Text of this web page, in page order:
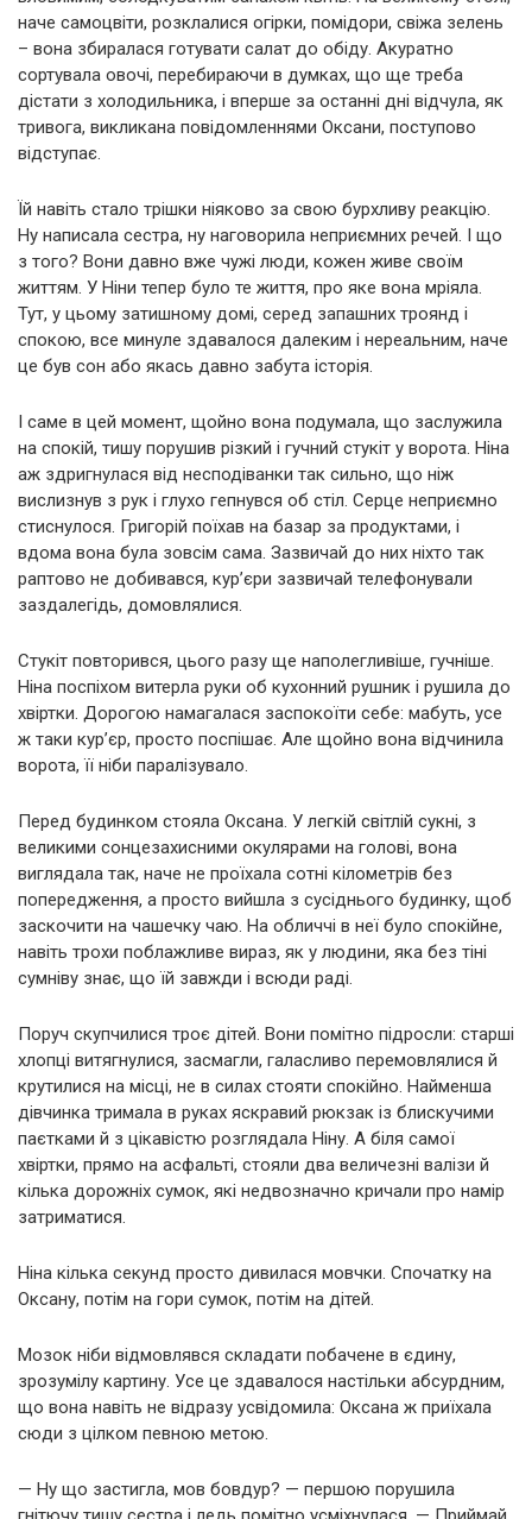
наче самоцвіти, розклалися огірки, помідори, свіжа зелень
– вона збиралася готувати салат до обіду. Акуратно
сортувала овочі, перебираючи в думках, що ще треба
дістати з холодильника, і вперше за останні дні відчула, як
тривога, викликана повідомленнями Оксани, поступово
відступає.
Їй навіть стало трішки ніяково за свою бурхливу реакцію.
Ну написала сестра, ну наговорила неприємних речей. І що
з того? Вони давно вже чужі люди, кожен живе своїм
життям. У Ніни тепер було те життя, про яке вона мріяла.
Тут, у цьому затишному домі, серед запашних троянд і
спокою, все минуле здавалося далеким і нереальним, наче
це був сон або якась давно забута історія.
І саме в цей момент, щойно вона подумала, що заслужила
на спокій, тишу порушив різкий і гучний стукіт у ворота. Ніна
аж здригнулася від несподіванки так сильно, що ніж
вислизнув з рук і глухо гепнувся об стіл. Серце неприємно
стиснулося. Григорій поїхав на базар за продуктами, і
вдома вона була зовсім сама. Зазвичай до них ніхто так
раптово не добивався, кур’єри зазвичай телефонували
заздалегідь, домовлялися.
Стукіт повторився, цього разу ще наполегливіше, гучніше.
Ніна поспіхом витерла руки об кухонний рушник і рушила до
хвіртки. Дорогою намагалася заспокоїти себе: мабуть, усе
ж таки кур’єр, просто поспішає. Але щойно вона відчинила
ворота, її ніби паралізувало.
Перед будинком стояла Оксана. У легкій світлій сукні, з
великими сонцезахисними окулярами на голові, вона
виглядала так, наче не проїхала сотні кілометрів без
попередження, а просто вийшла з сусіднього будинку, щоб
заскочити на чашечку чаю. На обличчі в неї було спокійне,
навіть трохи поблажливе вираз, як у людини, яка без тіні
сумніву знає, що їй завжди і всюди раді.
Поруч скупчилися троє дітей. Вони помітно підросли: старші
хлопці витягнулися, засмагли, галасливо перемовлялися й
крутилися на місці, не в силах стояти спокійно. Найменша
дівчинка тримала в руках яскравий рюкзак із блискучими
паєтками й з цікавістю розглядала Ніну. А біля самої
хвіртки, прямо на асфальті, стояли два величезні валізи й
кілька дорожніх сумок, які недвозначно кричали про намір
затриматися.
Ніна кілька секунд просто дивилася мовчки. Спочатку на
Оксану, потім на гори сумок, потім на дітей.
Мозок ніби відмовлявся складати побачене в єдину,
зрозумілу картину. Усе це здавалося настільки абсурдним,
що вона навіть не відразу усвідомила: Оксана ж приїхала
сюди з цілком певною метою.
— Ну що застигла, мов бовдур? — першою порушила